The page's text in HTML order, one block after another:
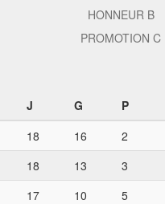
HONNEUR B
PROMOTION C
J G P
18 16 2
18 13 3
17 10 5